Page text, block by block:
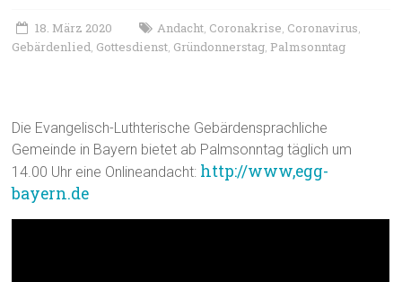
18. März 2020 Andacht, Coronakrise, Coronavirus,
Gebärdenlied, Gottesdienst, Gründonnerstag, Palmsonntag
Die Evangelisch-Luthterische Gebärdensprachliche
Gemeinde in Bayern bietet ab Palmsonntag täglich um
14.00 Uhr eine Onlineandacht: http://www,egg-
bayern.de